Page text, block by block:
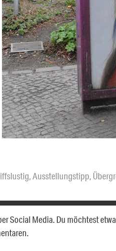
,Ausstellungstipp,
Social Media. Du möchtest